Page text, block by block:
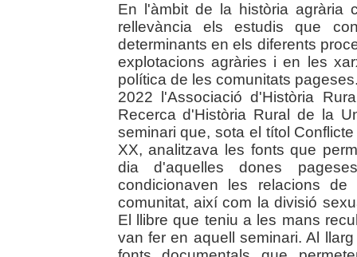
En l'àmbit de la història agrària
rellevància els estudis que
determinants en els diferents
explotacions agràries i en les
política de les comunitats
2022 l'Associació d'Història
Recerca d'Història Rural de la
seminari que, sota el títol
XX, analitzava les fonts que
dia d'aquelles dones
condicionaven les relacions
comunitat, així com la divisió
El llibre que teniu a les mans
van fer en aquell seminari. Al